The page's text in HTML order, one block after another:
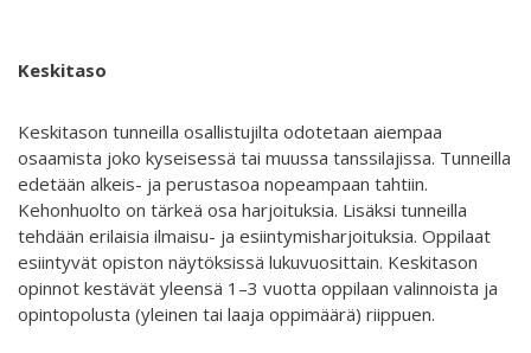
Keskitaso
Keskitason tunneilla osallistujilta odotetaan aiempaa
osaamista joko kyseisessä tai muussa tanssilajissa. Tunneilla
edetään alkeis- ja perustasoa nopeampaan tahtiin.
Kehonhuolto on tärkeä osa harjoituksia. Lisäksi tunneilla
tehdään erilaisia ilmaisu- ja esiintymisharjoituksia. Oppilaat
esiintyvät opiston näytöksissä lukuvuosittain. Keskitason
opinnot kestävät yleensä 1–3 vuotta oppilaan valinnoista ja
opintopolusta (yleinen tai laaja oppimäärä) riippuen.